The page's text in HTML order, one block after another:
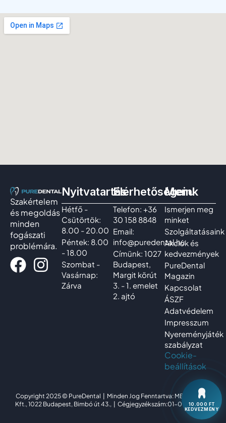
10.000 FT
KEDVEZMÉNY
Szakértelem
és megoldás
minden
fogászati
problémára.
Nyitvatartás
Hétfő -
Csütörtök:
8.00 - 20.00
Péntek: 8.00
- 18.00
Szombat -
Vasárnap:
Zárva
Elérhetőségeink
Telefon: +36
30 158 8848
Email:
info@puredental.hu
Címünk: 1027
Budapest,
Margit körút
3. - 1. emelet
2. ajtó
Menu
Ismerjen meg
minket
Szolgáltatásaink
Akciók és
kedvezmények
PureDental
Magazin
Kapcsolat
ÁSZF
Adatvédelem
Impresszum
Nyereményjáték
szabályzat
Cookie-
beállítások
Copyright 2025 © PureDental | Minden Jog Fenntartva: MB Dentistry
Kft., 1022 Budapest, Bimbó út 43., | Cégjegyzékszám:01-09-346396